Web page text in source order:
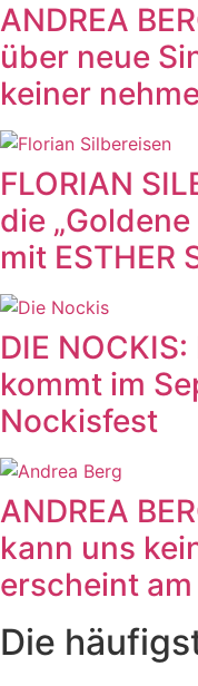
ANDREA
über neue
keiner
FLORIAN
die
mit ESTHER
DIE
kommt im
Nockisfest
ANDREA
kann uns
erscheint
Die